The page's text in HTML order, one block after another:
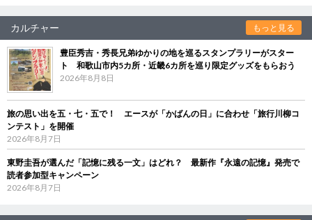
カルチャー もっと見る
豊臣秀吉・秀長兄弟ゆかりの地を巡るスタンプラリーがスター
ト 和歌山市内5カ所・近畿6カ所を巡り限定グッズをもらおう
2026年8月8日
旅の思い出を五・七・五で！ エースが「かばんの日」に合わせ「旅行川柳コ
ンテスト」を開催
2026年8月7日
東野圭吾が選んだ「記憶に残る一文」はどれ？ 最新作『永遠の記憶』発売で
読者参加型キャンペーン
2026年8月7日